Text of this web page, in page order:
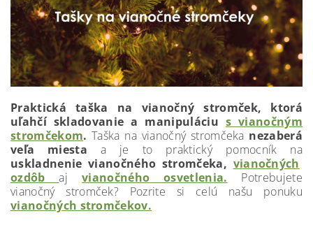
Praktická taška na vianočný stromček, ktorá
uľahčí skladovanie a manipuláciu s vianočným
stromčekom. Taška na vianočný stromčeka nezaberá
veľa miesta a je to praktický pomocník na
uskladnenie vianočného stromčeka, vianočných
ozdôbaj vianočného osvetlenia. Potrebujete
vianočný stromček? Pozrite si celú našu ponuku
vianočných stromčekov.